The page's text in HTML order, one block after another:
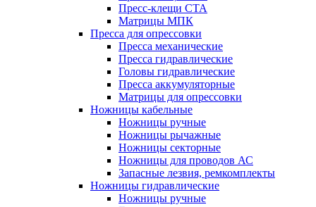
Пресс-клещи CTA
Матрицы МПК
Пресса для опрессовки
Пресса механические
Пресса гидравлические
Головы гидравлические
Пресса аккумуляторные
Матрицы для опрессовки
Ножницы кабельные
Ножницы ручные
Ножницы рычажные
Ножницы секторные
Ножницы для проводов АС
Запасные лезвия, ремкомплекты
Ножницы гидравлические
Ножницы ручные